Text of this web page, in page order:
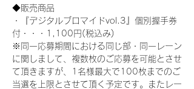
◆販売商品
・『デジタルブロマイドvol.3』個別握手券
付・・・1,100円(税込み)
※同一応募期間における同じ部・同一レーン
に関しまして、複数枚のご応募を可能とさせ
て頂きますが、1名様最大で100枚までのご
当選を上限とさせて頂く予定です。またレー